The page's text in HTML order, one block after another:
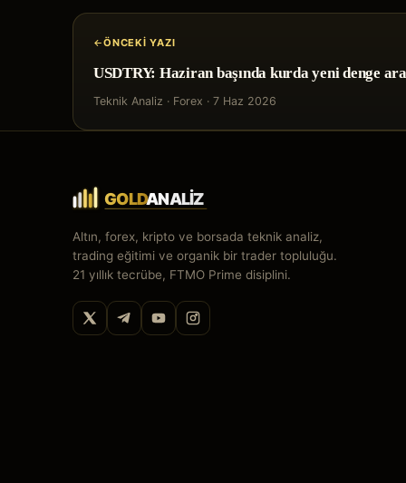
ÖNCEKI YAZI
USDTRY: Haziran başında kurda yeni denge
Teknik Analiz · Forex · 7 Haz 2026
Altın, forex, kripto ve borsada teknik analiz,
trading eğitimi ve organik bir trader topluluğu.
21 yıllık tecrübe, FTMO Prime disiplini.